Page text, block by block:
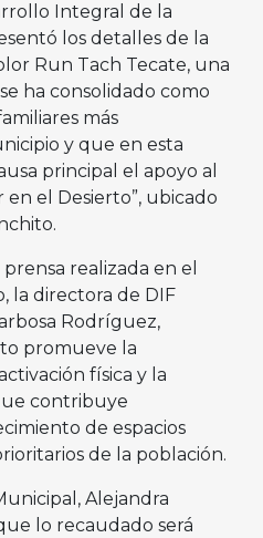
Integral de la
los detalles de la
Run Tach Tecate, una
ha consolidado como
más
y que en esta
principal el apoyo al
el Desierto”, ubicado
realizada en el
la directora de DIF
Rodríguez,
promueve la
física y la
contribuye
de espacios
de la población.
Alejandra
lo recaudado será